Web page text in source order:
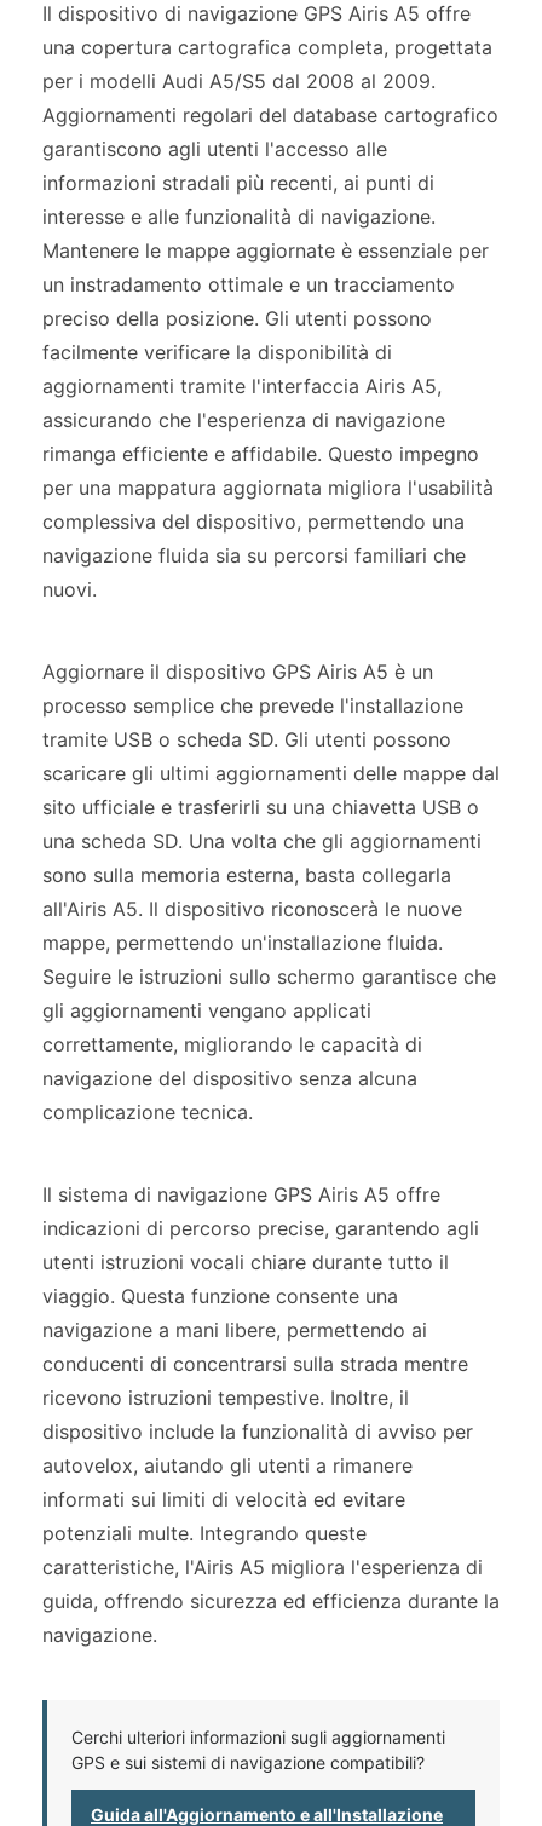
Il dispositivo di navigazione GPS Airis A5 offre
una copertura cartografica completa, progettata
per i modelli Audi A5/S5 dal 2008 al 2009.
Aggiornamenti regolari del database cartografico
garantiscono agli utenti l'accesso alle
informazioni stradali più recenti, ai punti di
interesse e alle funzionalità di navigazione.
Mantenere le mappe aggiornate è essenziale per
un instradamento ottimale e un tracciamento
preciso della posizione. Gli utenti possono
facilmente verificare la disponibilità di
aggiornamenti tramite l'interfaccia Airis A5,
assicurando che l'esperienza di navigazione
rimanga efficiente e affidabile. Questo impegno
per una mappatura aggiornata migliora l'usabilità
complessiva del dispositivo, permettendo una
navigazione fluida sia su percorsi familiari che
nuovi.
Aggiornare il dispositivo GPS Airis A5 è un
processo semplice che prevede l'installazione
tramite USB o scheda SD. Gli utenti possono
scaricare gli ultimi aggiornamenti delle mappe dal
sito ufficiale e trasferirli su una chiavetta USB o
una scheda SD. Una volta che gli aggiornamenti
sono sulla memoria esterna, basta collegarla
all'Airis A5. Il dispositivo riconoscerà le nuove
mappe, permettendo un'installazione fluida.
Seguire le istruzioni sullo schermo garantisce che
gli aggiornamenti vengano applicati
correttamente, migliorando le capacità di
navigazione del dispositivo senza alcuna
complicazione tecnica.
Il sistema di navigazione GPS Airis A5 offre
indicazioni di percorso precise, garantendo agli
utenti istruzioni vocali chiare durante tutto il
viaggio. Questa funzione consente una
navigazione a mani libere, permettendo ai
conducenti di concentrarsi sulla strada mentre
ricevono istruzioni tempestive. Inoltre, il
dispositivo include la funzionalità di avviso per
autovelox, aiutando gli utenti a rimanere
informati sui limiti di velocità ed evitare
potenziali multe. Integrando queste
caratteristiche, l'Airis A5 migliora l'esperienza di
guida, offrendo sicurezza ed efficienza durante la
navigazione.
Cerchi ulteriori informazioni sugli aggiornamenti
GPS e sui sistemi di navigazione compatibili?
Guida all'Aggiornamento e all'Installazione